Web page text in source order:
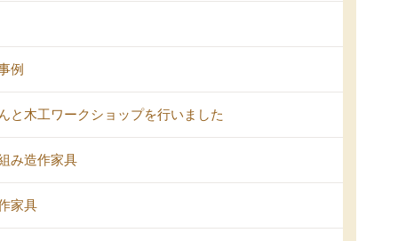
例
と木工ワークショップを行いました
み造作家具
家具